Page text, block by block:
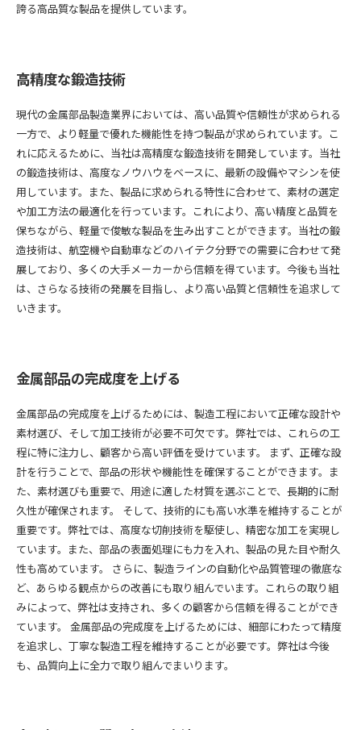
誇る高品質な製品を提供しています。
高精度な鍛造技術
現代の金属部品製造業界においては、高い品質や信頼性が求められる
一方で、より軽量で優れた機能性を持つ製品が求められています。こ
れに応えるために、当社は高精度な鍛造技術を開発しています。当社
の鍛造技術は、高度なノウハウをベースに、最新の設備やマシンを使
用しています。また、製品に求められる特性に合わせて、素材の選定
や加工方法の最適化を行っています。これにより、高い精度と品質を
保ちながら、軽量で俊敏な製品を生み出すことができます。当社の鍛
造技術は、航空機や自動車などのハイテク分野での需要に合わせて発
展しており、多くの大手メーカーから信頼を得ています。今後も当社
は、さらなる技術の発展を目指し、より高い品質と信頼性を追求して
いきます。
金属部品の完成度を上げる
金属部品の完成度を上げるためには、製造工程において正確な設計や
素材選び、そして加工技術が必要不可欠です。弊社では、これらの工
程に特に注力し、顧客から高い評価を受けています。 まず、正確な設
計を行うことで、部品の形状や機能性を確保することができます。ま
た、素材選びも重要で、用途に適した材質を選ぶことで、長期的に耐
久性が確保されます。 そして、技術的にも高い水準を維持することが
重要です。弊社では、高度な切削技術を駆使し、精密な加工を実現し
ています。また、部品の表面処理にも力を入れ、製品の見た目や耐久
性も高めています。 さらに、製造ラインの自動化や品質管理の徹底な
ど、あらゆる観点からの改善にも取り組んでいます。これらの取り組
みによって、弊社は支持され、多くの顧客から信頼を得ることができ
ています。 金属部品の完成度を上げるためには、細部にわたって精度
を追求し、丁寧な製造工程を維持することが必要です。弊社は今後
も、品質向上に全力で取り組んでまいります。